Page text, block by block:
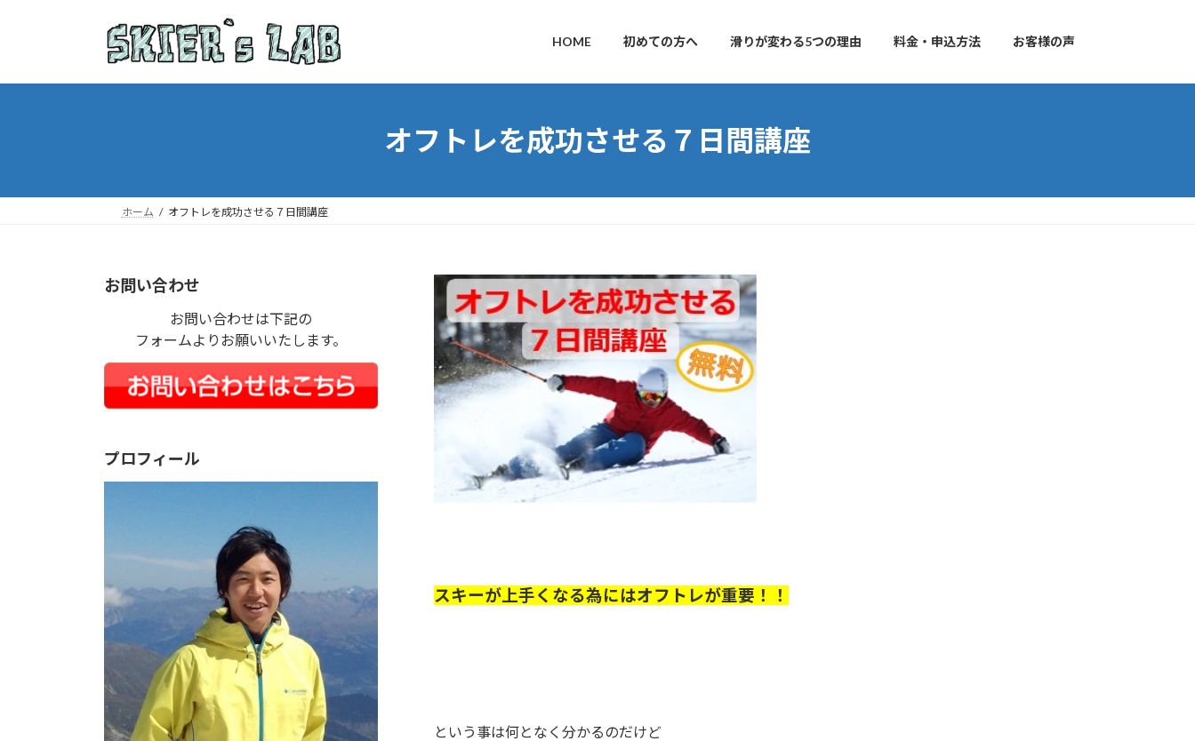
プ
動
HOME 初めての方へ 滑りが変わる5つの理由 料金・申込方法 お客様の声
オフトレを成功させる７日間講座
ホーム オフトレを成功させる７日間講座
スキーが上手くなる為にはオフトレが重要！！
という事は何となく分かるのだけど
お問い合わせ
お問い合わせは下記の
フォームよりお願いいたします。
プロフィール